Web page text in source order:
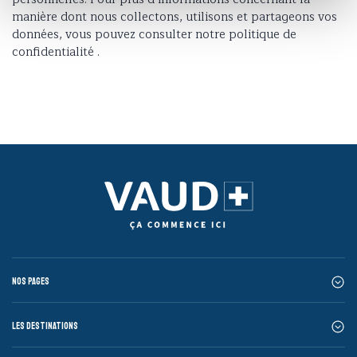
manière dont nous collectons, utilisons et partageons vos
données, vous pouvez consulter notre politique de
confidentialité .
Nos pages
Les destinations